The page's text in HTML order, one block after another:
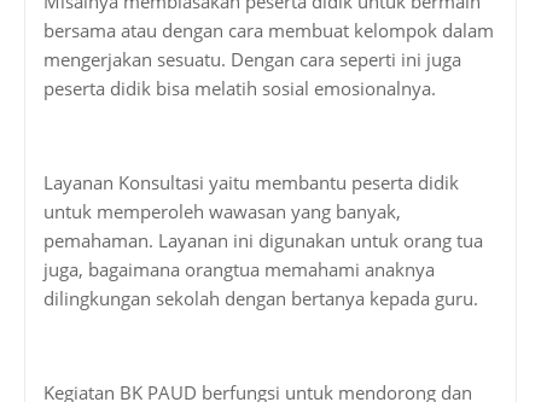
bersama atau dengan cara membuat kelompok dalam
mengerjakan sesuatu. Dengan cara seperti ini juga
peserta didik bisa melatih sosial emosionalnya.
Layanan Konsultasi yaitu membantu peserta didik
untuk memperoleh wawasan yang banyak,
pemahaman. Layanan ini digunakan untuk orang tua
juga, bagaimana orangtua memahami anaknya
dilingkungan sekolah dengan bertanya kepada guru.
Kegiatan BK PAUD berfungsi untuk mendorong dan